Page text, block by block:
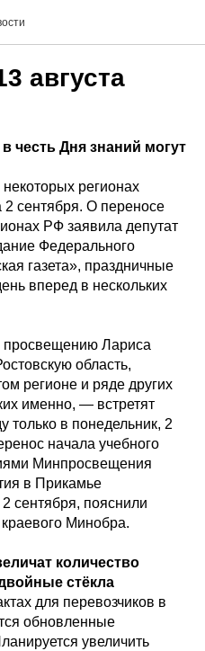
августа
честь Дня знаний могут
регионах
2 сентября. О переносе
РФ заявила депутат
Федерального
газета», праздничные
вперед в нескольких
просвещению Лариса
область,
регионе и ряде других
именно, — встретят
только в понедельник, 2
начала учебного
Минпросвещения
в Прикамье
сентября, пояснили
Минобра.
количество
стёкла
для перевозчиков в
обновленные
увеличить